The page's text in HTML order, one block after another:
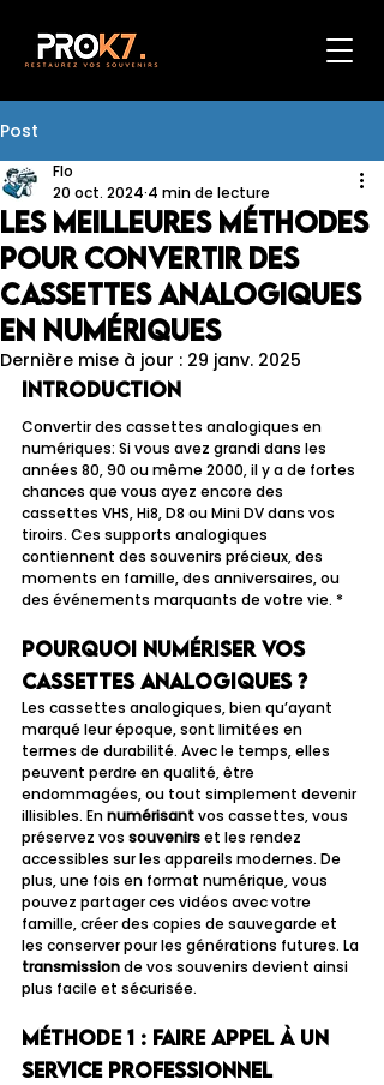
Post
Les meilleures méthodes
pour convertir des
cassettes analogiques
en numériques
Flo
20 oct. 2024 4 min de lecture
Dernière mise à jour : 29 janv. 2025
Introduction
Convertir des cassettes analogiques en
numériques: Si vous avez grandi dans les
années 80, 90 ou même 2000, il y a de fortes
chances que vous ayez encore des
cassettes VHS, Hi8, D8 ou Mini DV dans vos
tiroirs. Ces supports analogiques
contiennent des souvenirs précieux, des
moments en famille, des anniversaires, ou
des événements marquants de votre vie. *
Pourquoi numériser vos
cassettes analogiques ?
Les cassettes analogiques, bien qu’ayant
marqué leur époque, sont limitées en
termes de durabilité. Avec le temps, elles
peuvent perdre en qualité, être
endommagées, ou tout simplement devenir
illisibles. En numérisant vos cassettes, vous
préservez vos souvenirs et les rendez
accessibles sur les appareils modernes. De
plus, une fois en format numérique, vous
pouvez partager ces vidéos avec votre
famille, créer des copies de sauvegarde et
les conserver pour les générations futures. La
transmission de vos souvenirs devient ainsi
plus facile et sécurisée.
Méthode 1 : Faire appel à un
service professionnel